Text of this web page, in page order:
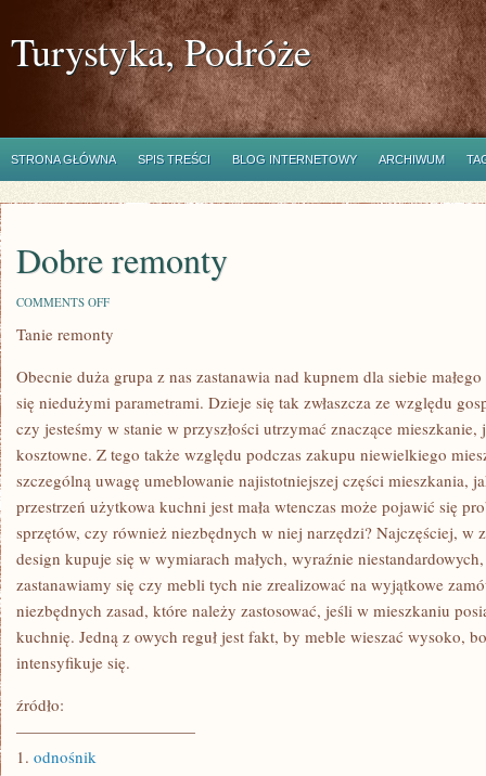
Turystyka, Podróże
STRONA GŁÓWNA SPIS TREŚCI BLOG INTERNETOWY ARCHIWUM
Dobre remonty
COMMENTS OFFON
REMONTY
Tanie remonty
Obecnie duża grupa z nas zastanawia nad kupnem dla siebie
się niedużymi parametrami. Dzieje się tak zwłaszcza ze względu
czy jesteśmy w stanie w przyszłości utrzymać znaczące
kosztowne. Z tego także względu podczas zakupu niewielkiego
szczególną uwagę umeblowanie najistotniejszej części mieszkania,
przestrzeń użytkowa kuchni jest mała wtenczas może pojawić się
sprzętów, czy również niezbędnych w niej narzędzi? Najczęściej, w
design kupuje się w wymiarach małych, wyraźnie
zastanawiamy się czy mebli tych nie zrealizować na wyjątkowe
niezbędnych zasad, które należy zastosować, jeśli w mieszkaniu
kuchnię. Jedną z owych reguł jest fakt, by meble wieszać wysoko,
intensyfikuje się.
źródło:
———————————
1. odnośnik